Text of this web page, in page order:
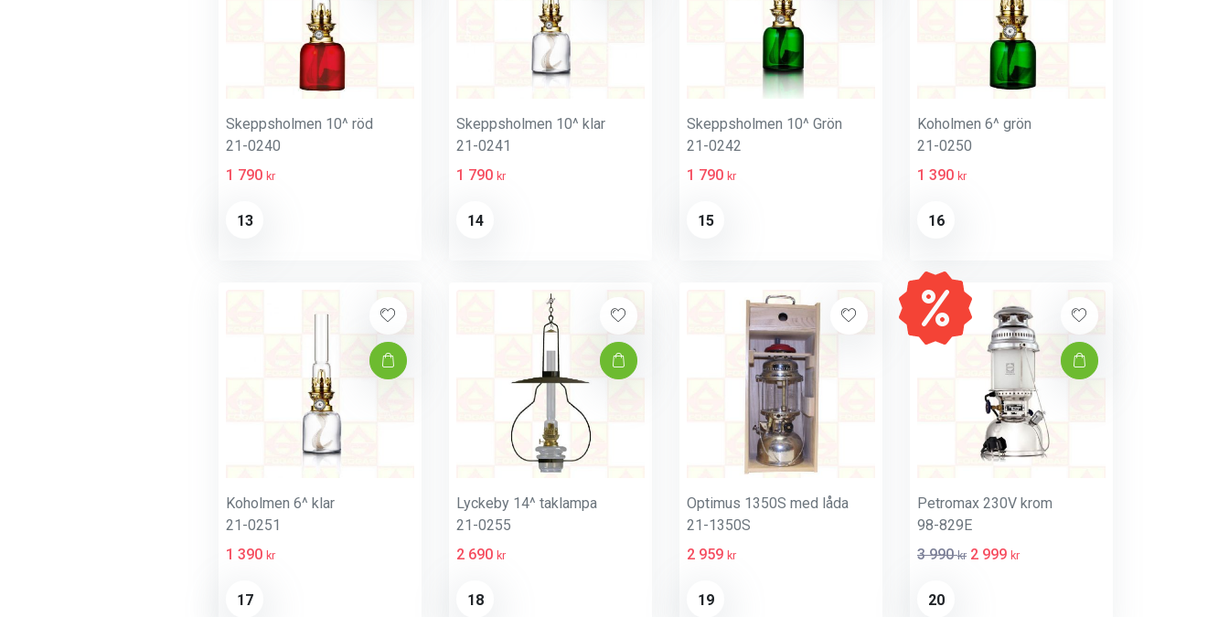
Skeppsholmen 10^ röd
21-0240
1 790 kr
13
Skeppsholmen 10^ klar
21-0241
1 790 kr
14
Skeppsholmen 10^ Grön
21-0242
1 790 kr
15
Koholmen 6^ grön
21-0250
1 390 kr
16
Koholmen 6^ klar
21-0251
1 390 kr
17
Lyckeby 14^ taklampa
21-0255
2 690 kr
18
Optimus 1350S med låda
21-1350S
2 959 kr
19
Petromax 230V krom
98-829E
3 990kr 2 999 kr
20